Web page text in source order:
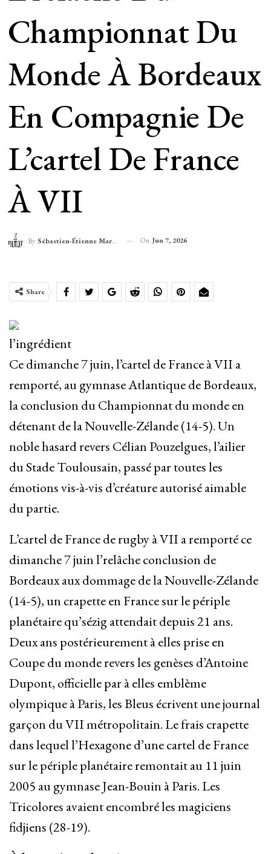
Championnat Du
Monde À Bordeaux
En Compagnie De
L’cartel De France
À VII
By Sébastien-Étienne Marechal On Jun 7, 2026
Share
l’ingrédient
Ce dimanche 7 juin, l’cartel de France à VII a
remporté, au gymnase Atlantique de Bordeaux,
la conclusion du Championnat du monde en
détenant de la Nouvelle-Zélande (14-5). Un
noble hasard revers Célian Pouzelgues, l’ailier
du Stade Toulousain, passé par toutes les
émotions vis-à-vis d’créature autorisé aimable
du partie.
L’cartel de France de rugby à VII a remporté ce
dimanche 7 juin l’relâche conclusion de
Bordeaux aux dommage de la Nouvelle-Zélande
(14-5), un crapette en France sur le périple
planétaire qu’sézig attendait depuis 21 ans.
Deux ans postérieurement à elles prise en
Coupe du monde revers les genèses d’Antoine
Dupont, officielle par à elles emblème
olympique à Paris, les Bleus écrivent une journal
garçon du VII métropolitain. Le frais crapette
dans lequel l’Hexagone d’une cartel de France
sur le périple planétaire remontait au 11 juin
2005 au gymnase Jean-Bouin à Paris. Les
Tricolores avaient encombré les magiciens
fidjiens (28-19).